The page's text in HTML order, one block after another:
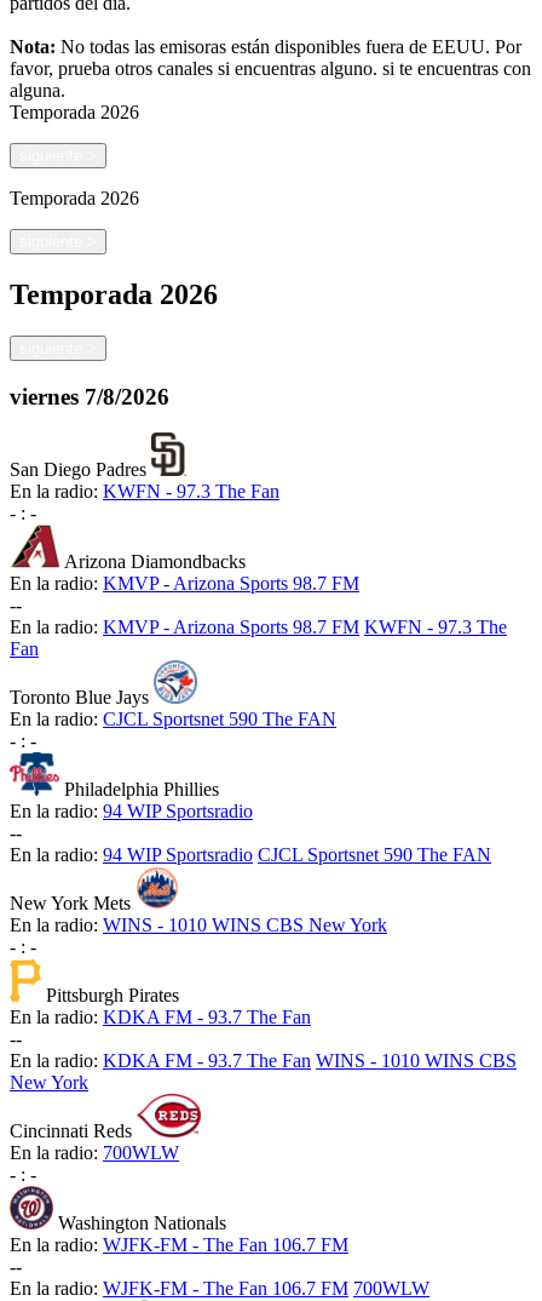
Nota: No todas las emisoras están disponibles fuera de EEUU. Por
favor, prueba otros canales si encuentras alguno. si te encuentras con
alguna.
Temporada 2026
Temporada 2026
Temporada 2026
viernes 7/8/2026
San Diego Padres
En la radio: KWFN - 97.3 The Fan
- : -
Arizona Diamondbacks
En la radio: KMVP - Arizona Sports 98.7 FM
--
En la radio: KMVP - Arizona Sports 98.7 FM KWFN - 97.3 The
Fan
Toronto Blue Jays
En la radio: CJCL Sportsnet 590 The FAN
- : -
Philadelphia Phillies
En la radio: 94 WIP Sportsradio
--
En la radio: 94 WIP Sportsradio CJCL Sportsnet 590 The FAN
New York Mets
En la radio: WINS - 1010 WINS CBS New York
- : -
Pittsburgh Pirates
En la radio: KDKA FM - 93.7 The Fan
--
En la radio: KDKA FM - 93.7 The Fan WINS - 1010 WINS CBS
New York
Cincinnati Reds
En la radio: 700WLW
- : -
Washington Nationals
En la radio: WJFK-FM - The Fan 106.7 FM
--
En la radio: WJFK-FM - The Fan 106.7 FM 700WLW